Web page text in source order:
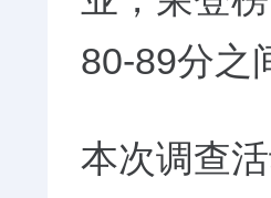
80-89分之
本次调查